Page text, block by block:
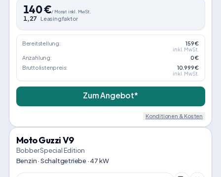
140€/ Monat inkl. MwSt.
1,27 Leasingfaktor
Bereitstellung: 159 €
inkl. MwSt.
Anzahlung:
0 €
Bruttolistenpreis:
10.999 €
inkl. MwSt.
Zum Angebot*
Konditionen & Kosten
Moto Guzzi V9
Bobber Special Edition
Benzin · Schaltgetriebe · 47 kW